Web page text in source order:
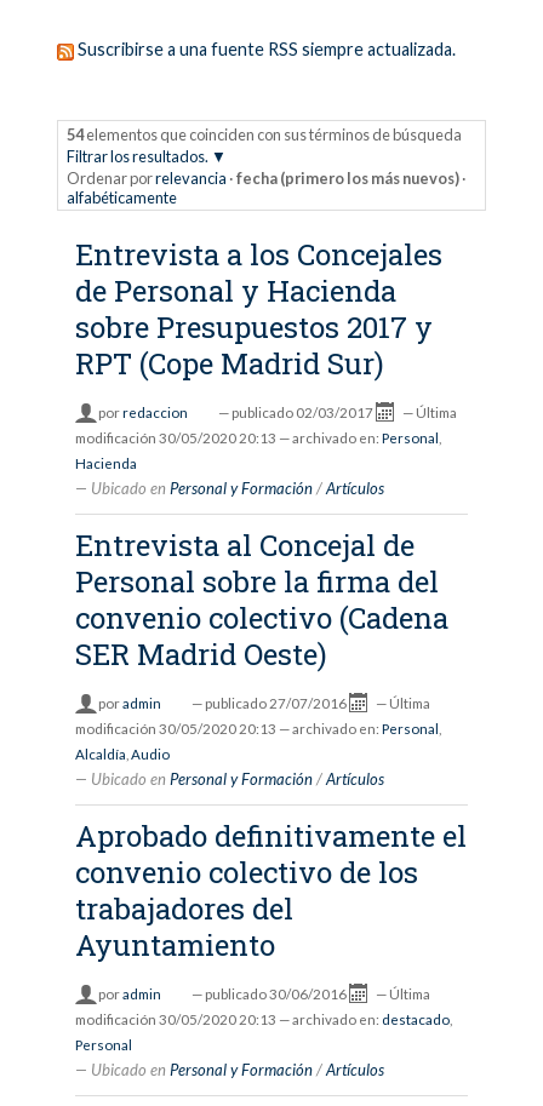
Suscribirse a una fuente RSS siempre actualizada.
54elementos que coinciden con sus términos de búsqueda
Filtrar los resultados.
Ordenar porrelevancia ·fecha (primero los más nuevos) ·
alfabéticamente
Entrevista a los Concejales
de Personal y Hacienda
sobre Presupuestos 2017 y
RPT (Cope Madrid Sur)
porredaccion — publicado 02/03/2017 — Última
modificación 30/05/2020 20:13 — archivado en: Personal
Hacienda
Ubicado en Personal y Formación /Artículos
Entrevista al Concejal de
Personal sobre la firma del
convenio colectivo (Cadena
SER Madrid Oeste)
poradmin — publicado 27/07/2016 — Última
modificación 30/05/2020 20:13 — archivado en: Personal
Alcaldía Audio
Ubicado en Personal y Formación /Artículos
Aprobado definitivamente el
convenio colectivo de los
trabajadores del
Ayuntamiento
poradmin — publicado30/06/2016 — Última
modificación 30/05/2020 20:13 — archivado en: destacado,
Personal
Ubicado en Personal y Formación /Artículos